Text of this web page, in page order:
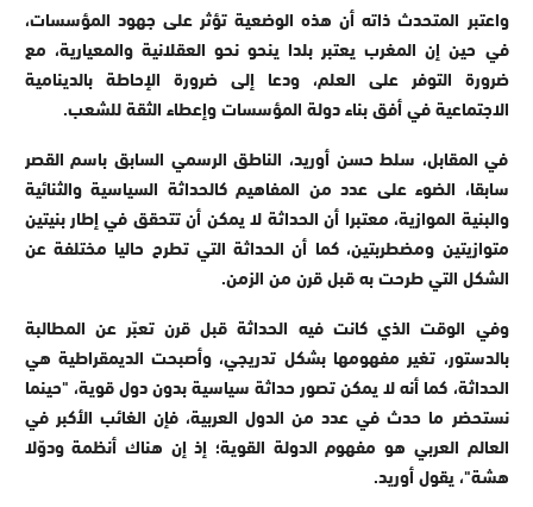
واعتبر المتحدث ذاته أن هذه الوضعية تؤثر على جهود المؤسسات،
في حين إن المغرب يعتبر بلدا ينحو نحو العقلانية والمعيارية، مع
ضرورة التوفر على العلم، ودعا إلى ضرورة الإحاطة بالدينامية
الاجتماعية في أفق بناء دولة المؤسسات وإعطاء الثقة للشعب.
في المقابل، سلط حسن أوريد، الناطق الرسمي السابق باسم القصر
سابقا، الضوء على عدد من المفاهيم كالحداثة السياسية والثنائية
والبنية الموازية، معتبرا أن الحداثة لا يمكن أن تتحقق في إطار بنيتين
متوازيتين ومضطربتين، كما أن الحداثة التي تطرح حاليا مختلفة عن
الشكل التي طرحت به قبل قرن من الزمن.
وفي الوقت الذي كانت فيه الحداثة قبل قرن تعبّر عن المطالبة
بالدستور، تغير مفهومها بشكل تدريجي، وأصبحت الديمقراطية هي
الحداثة، كما أنه لا يمكن تصور حداثة سياسية بدون دول قوية، "حينما
نستحضر ما حدث في عدد من الدول العربية، فإن الغائب الأكبر في
العالم العربي هو مفهوم الدولة القوية؛ إذ إن هناك أنظمة ودوّلا
هشة"، يقول أوريد.